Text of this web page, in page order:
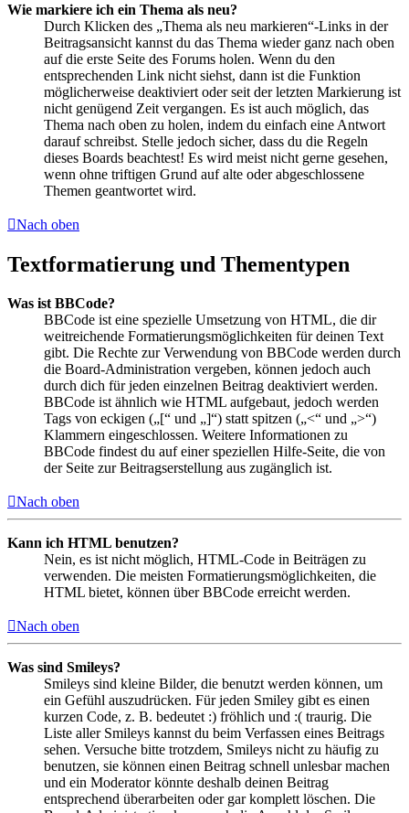
Wie markiere ich ein Thema als neu?
Durch Klicken des „Thema als neu markieren“-Links in der
Beitragsansicht kannst du das Thema wieder ganz nach oben
auf die erste Seite des Forums holen. Wenn du den
entsprechenden Link nicht siehst, dann ist die Funktion
möglicherweise deaktiviert oder seit der letzten Markierung ist
nicht genügend Zeit vergangen. Es ist auch möglich, das
Thema nach oben zu holen, indem du einfach eine Antwort
darauf schreibst. Stelle jedoch sicher, dass du die Regeln
dieses Boards beachtest! Es wird meist nicht gerne gesehen,
wenn ohne triftigen Grund auf alte oder abgeschlossene
Themen geantwortet wird.
Nach oben
Textformatierung und Thementypen
Was ist BBCode?
BBCode ist eine spezielle Umsetzung von HTML, die dir
weitreichende Formatierungsmöglichkeiten für deinen Text
gibt. Die Rechte zur Verwendung von BBCode werden durch
die Board-Administration vergeben, können jedoch auch
durch dich für jeden einzelnen Beitrag deaktiviert werden.
BBCode ist ähnlich wie HTML aufgebaut, jedoch werden
Tags von eckigen („[“ und „]“) statt spitzen („<“ und „>“)
Klammern eingeschlossen. Weitere Informationen zu
BBCode findest du auf einer speziellen Hilfe-Seite, die von
der Seite zur Beitragserstellung aus zugänglich ist.
Nach oben
Kann ich HTML benutzen?
Nein, es ist nicht möglich, HTML-Code in Beiträgen zu
verwenden. Die meisten Formatierungsmöglichkeiten, die
HTML bietet, können über BBCode erreicht werden.
Nach oben
Was sind Smileys?
Smileys sind kleine Bilder, die benutzt werden können, um
ein Gefühl auszudrücken. Für jeden Smiley gibt es einen
kurzen Code, z. B. bedeutet :) fröhlich und :( traurig. Die
Liste aller Smileys kannst du beim Verfassen eines Beitrags
sehen. Versuche bitte trotzdem, Smileys nicht zu häufig zu
benutzen, sie können einen Beitrag schnell unlesbar machen
und ein Moderator könnte deshalb deinen Beitrag
entsprechend überarbeiten oder gar komplett löschen. Die